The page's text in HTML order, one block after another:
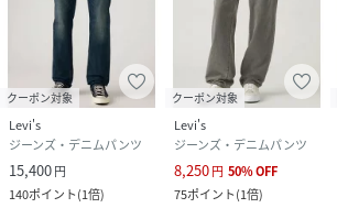
クーポン対象
Levi's
ジーンズ・デニムパンツ
15,400円
140ポイント(1倍)
クーポン対象
Levi's
ジーンズ・デニムパンツ
8,250円 50%OFF
75ポイント(1倍)